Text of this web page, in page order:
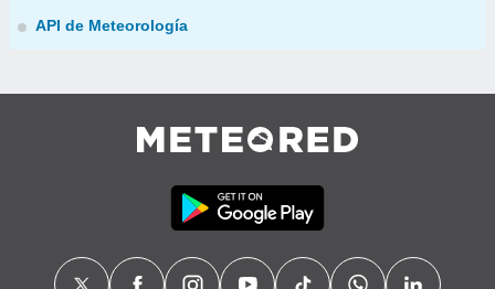
API de Meteorología